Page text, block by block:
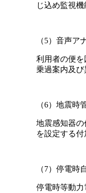
じ込め監視
（5）音声ア
利用者の便
乗過案内及び
（6）地震時
地震感知器
を設定する付
（7）停電時
停電時等動